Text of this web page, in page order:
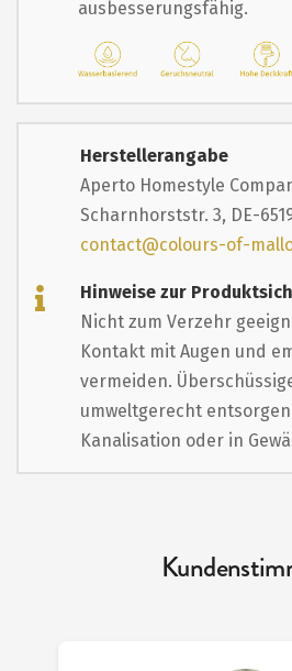
ausbesserungsfähig.
Herstellerangabe
Aperto Homestyle
Scharnhorststr. 3, DE-
contact@colours-of-
Hinweise zur
Nicht zum Verzehr
Kontakt mit Augen und
vermeiden.
umweltgerecht
Kanalisation oder in